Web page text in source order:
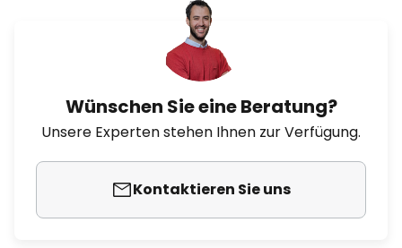
Wünschen Sie eine Beratung?
Unsere Experten stehen Ihnen zur Verfügung.
Kontaktieren Sie uns